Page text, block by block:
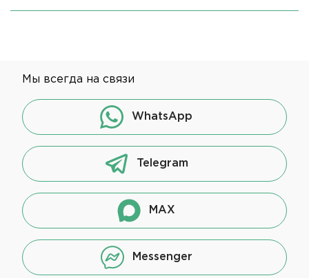
Мы всегда на связи
WhatsApp
Telegram
MAX
Messenger